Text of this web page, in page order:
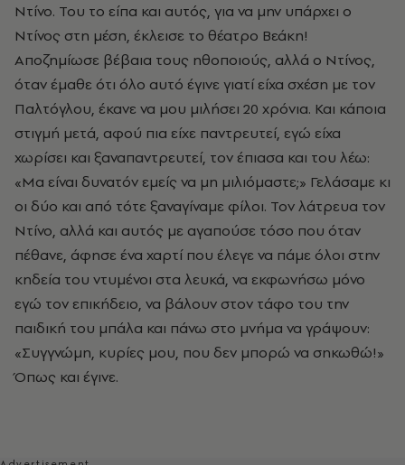
Ντίνο. Του το είπα και αυτός, για να μην υπάρχει ο
Ντίνος στη μέση, έκλεισε το θέατρο Βεάκη!
Αποζημίωσε βέβαια τους ηθοποιούς, αλλά ο Ντίνος,
όταν έμαθε ότι όλο αυτό έγινε γιατί είχα σχέση με τον
Παλτόγλου, έκανε να μου μιλήσει 20 χρόνια. Και κάποια
στιγμή μετά, αφού πια είχε παντρευτεί, εγώ είχα
χωρίσει και ξαναπαντρευτεί, τον έπιασα και του λέω:
«Μα είναι δυνατόν εμείς να μη μιλιόμαστε;» Γελάσαμε κι
οι δύο και από τότε ξαναγίναμε φίλοι. Τον λάτρευα τον
Ντίνο, αλλά και αυτός με αγαπούσε τόσο που όταν
πέθανε, άφησε ένα χαρτί που έλεγε να πάμε όλοι στην
κηδεία του ντυμένοι στα λευκά, να εκφωνήσω μόνο
εγώ τον επικήδειο, να βάλουν στον τάφο του την
παιδική του μπάλα και πάνω στο μνήμα να γράψουν:
«Συγγνώμη, κυρίες μου, που δεν μπορώ να σηκωθώ!»
Όπως και έγινε.